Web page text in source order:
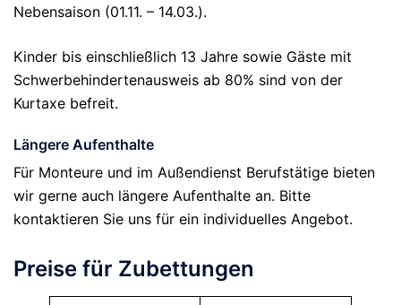
Nebensaison (01.11. – 14.03.).
Kinder bis einschließlich 13 Jahre sowie Gäste mit
Schwerbehindertenausweis ab 80% sind von der
Kurtaxe befreit.
Längere Aufenthalte
Für Monteure und im Außendienst Berufstätige bieten
wir gerne auch längere Aufenthalte an. Bitte
kontaktieren Sie uns für ein individuelles Angebot.
Preise für Zubettungen